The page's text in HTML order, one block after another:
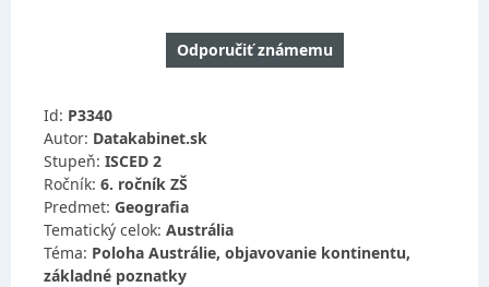
Odporučiť známemu
Id: P3340
Autor: Datakabinet.sk
Stupeň: ISCED 2
Ročník: 6. ročník ZŠ
Predmet: Geografia
Tematický celok: Austrália
Téma: Poloha Austrálie, objavovanie kontinentu,
základné poznatky